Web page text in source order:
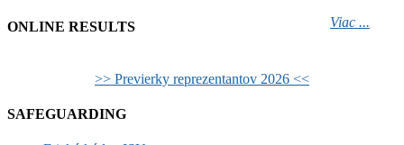
Viac ...
ONLINE RESULTS
>> Previerky reprezentantov 2026 <<
SAFEGUARDING